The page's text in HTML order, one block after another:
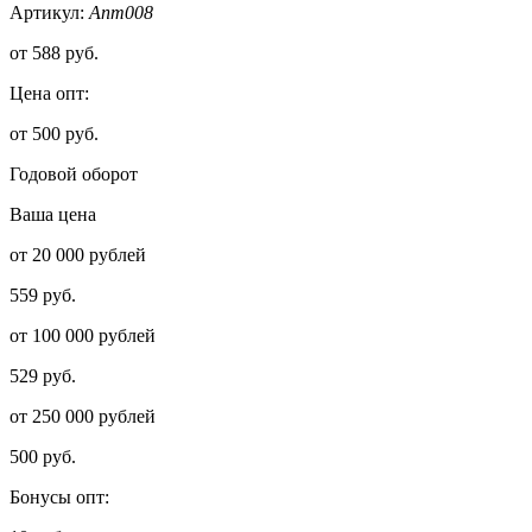
Артикул: Апт008
от 588 руб.
Цена опт:
от 500 руб.
Годовой оборот
Ваша цена
от 20 000 рублей
559 руб.
от 100 000 рублей
529 руб.
от 250 000 рублей
500 руб.
Бонусы опт: